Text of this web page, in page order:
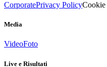
CorporatePrivacy Policy
Media
VideoFoto
Live e Risultati